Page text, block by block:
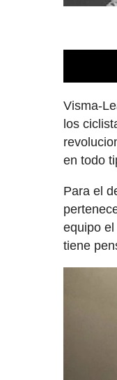
Visma-
los
en todo
Para el
equipo
tiene